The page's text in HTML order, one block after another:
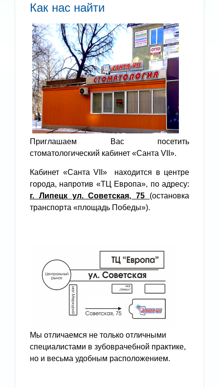
Как нас найти
Приглашаем Вас посетить
стоматологический кабинет «Санта VII».
Кабинет «Санта VII» находится в центре
города, напротив «ТЦ Европа», по адресу:
г. Липецк ул. Советская, 75 (остановка
транспорта «площадь Победы»).
Мы отличаемся не только отличными
специалистами в зубоврачебной практике,
но и весьма удобным расположением.